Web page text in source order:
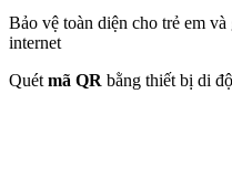
Bảo vệ toàn diện cho trẻ em
internet
Quét mã QR bằng thiết bị di